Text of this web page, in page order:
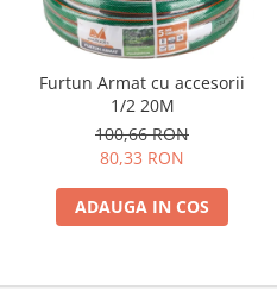
Furtun Armat cu accesorii
1/2 20M
100,66 RON
80,33 RON
ADAUGA IN COS